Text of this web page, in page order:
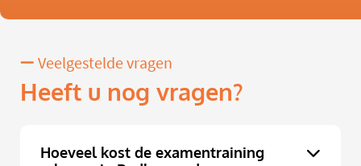
Veelgestelde vragen
Heeft u nog vragen?
Hoeveel kost de examentraining